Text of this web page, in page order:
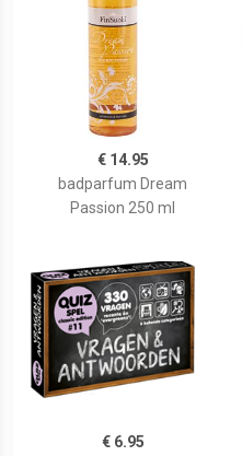
€ 14.95
badparfum Dream
Passion 250 ml
€ 6.95